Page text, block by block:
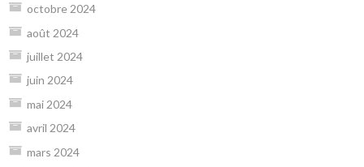
octobre 2024
août 2024
juillet 2024
juin 2024
mai 2024
avril 2024
mars 2024